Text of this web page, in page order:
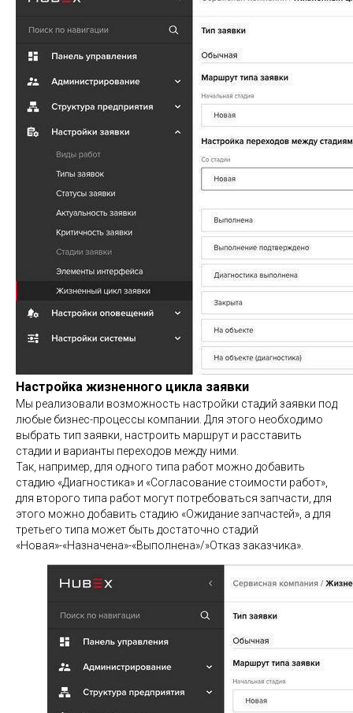
Настройка жизненного цикла заявки
Мы реализовали возможность настройки стадий заявки под
любые бизнес-процессы компании. Для этого необходимо
выбрать тип заявки, настроить маршрут и расставить
стадии и варианты переходов между ними.
Так, например, для одного типа работ можно добавить
стадию «Диагностика» и «Согласование стоимости работ»,
для второго типа работ могут потребоваться запчасти, для
этого можно добавить стадию «Ожидание запчастей», а для
третьего типа может быть достаточно стадий
«Новая»-«Назначена»-«Выполнена»/»Отказ заказчика».